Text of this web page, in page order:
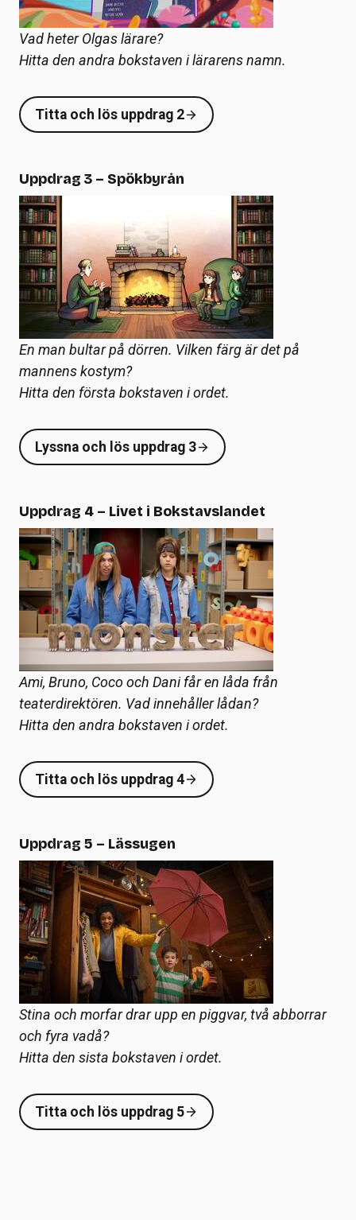
Vad heter Olgas lärare?
Hitta den andra bokstaven i lärarens namn.
Titta och lös uppdrag 2
Uppdrag 3 – Spökbyrån
En man bultar på dörren. Vilken färg är det på
mannens kostym?
Hitta den första bokstaven i ordet.
Lyssna och lös uppdrag 3
Uppdrag 4 – Livet i Bokstavslandet
Ami, Bruno, Coco och Dani får en låda från
teaterdirektören. Vad innehåller lådan?
Hitta den andra bokstaven i ordet.
Titta och lös uppdrag 4
Uppdrag 5 – Lässugen
Stina och morfar drar upp en piggvar, två abborrar
och fyra vadå?
Hitta den sista bokstaven i ordet.
Titta och lös uppdrag 5